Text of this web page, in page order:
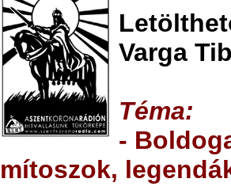
Varga
Téma:
-
mítoszok,